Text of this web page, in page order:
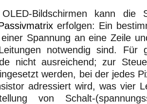
Bildschirmen kann die
erfolgen: Ein
Spannung an eine Zeile
notwendig sind. Für
nicht ausreichend; zur
werden, bei der jedes
adressiert wird, was vier
von Schalt-